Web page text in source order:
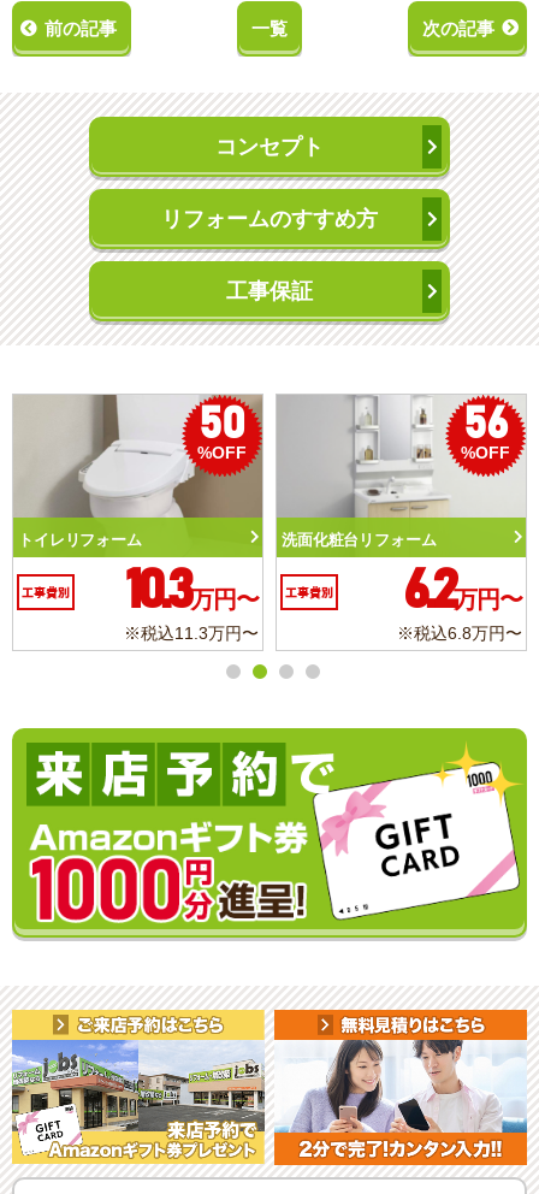
前の記事 一覧 次の記事
コンセプト
リフォームのすすめ方
工事保証
50
%OFF
トイレリフォーム
工事費別 10.3万円〜
※税込11.3万円〜
56
%OFF
洗面化粧台リフォーム
工事費別 6.2万円〜
※税込6.8万円〜